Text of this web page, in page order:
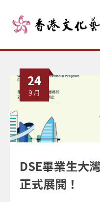
24
9 月
DSE畢業生大
正式展開！